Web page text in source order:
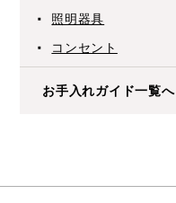
照明器具
コンセント
お手入れガイド一覧へ